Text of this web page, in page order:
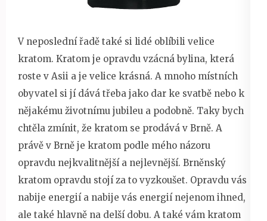
V neposlední řadě také si lidé oblíbili velice
kratom. Kratom je opravdu vzácná bylina, která
roste v Asii a je velice krásná. A mnoho místních
obyvatel si jí dává třeba jako dar ke svatbě nebo k
nějakému životnímu jubileu a podobně. Taky bych
chtěla zmínit, že kratom se prodává v Brně. A
právě v Brně je kratom podle mého názoru
opravdu nejkvalitnější a nejlevnější. Brněnský
kratom opravdu stojí za to vyzkoušet. Opravdu vás
nabije energií a nabije vás energií nejenom ihned,
ale také hlavně na delší dobu. A také vám kratom